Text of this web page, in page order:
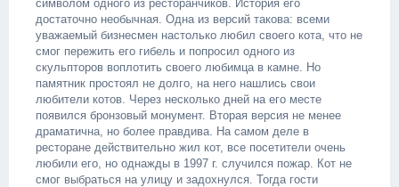
символом одного из ресторанчиков. История его
достаточно необычная. Одна из версий такова: всеми
уважаемый бизнесмен настолько любил своего кота, что не
смог пережить его гибель и попросил одного из
скульпторов воплотить своего любимца в камне. Но
памятник простоял не долго, на него нашлись свои
любители котов. Через несколько дней на его месте
появился бронзовый монумент. Вторая версия не менее
драматична, но более правдива. На самом деле в
ресторане действительно жил кот, все посетители очень
любили его, но однажды в 1997 г. случился пожар. Кот не
смог выбраться на улицу и задохнулся. Тогда гости